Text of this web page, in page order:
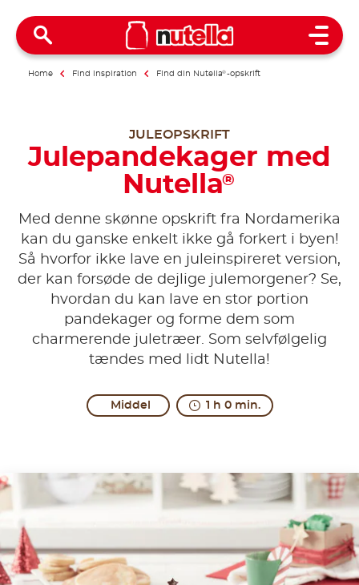
Open
Home Find inspiration Find din Nutella®-opskrift
JULEOPSKRIFT
Julepandekager med
Nutella®
Med denne skønne opskrift fra Nordamerika
kan du ganske enkelt ikke gå forkert i byen!
Så hvorfor ikke lave en juleinspireret version,
der kan forsøde de dejlige julemorgener? Se,
hvordan du kan lave en stor portion
pandekager og forme dem som
charmerende juletræer. Som selvfølgelig
tændes med lidt Nutella!
Middel 1 h 0 min.